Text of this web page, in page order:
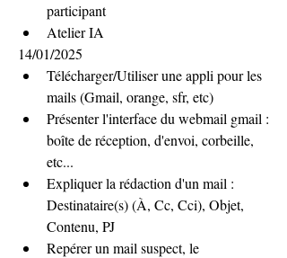
participant
Atelier IA
14/01/2025
Télécharger/Utiliser une appli pour les
mails (Gmail, orange, sfr, etc)
Présenter l'interface du webmail gmail :
boîte de réception, d'envoi, corbeille,
etc...
Expliquer la rédaction d'un mail :
Destinataire(s) (À, Cc, Cci), Objet,
Contenu, PJ
Repérer un mail suspect, le